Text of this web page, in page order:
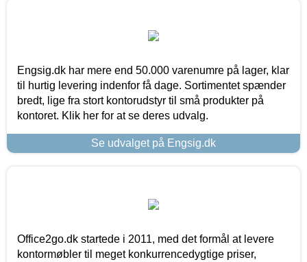
Engsig.dk har mere end 50.000 varenumre på lager, klar
til hurtig levering indenfor få dage. Sortimentet spænder
bredt, lige fra stort kontorudstyr til små produkter på
kontoret. Klik her for at se deres udvalg.
Se udvalget på Engsig.dk
Office2go.dk startede i 2011, med det formål at levere
kontormøbler til meget konkurrencedygtige priser,